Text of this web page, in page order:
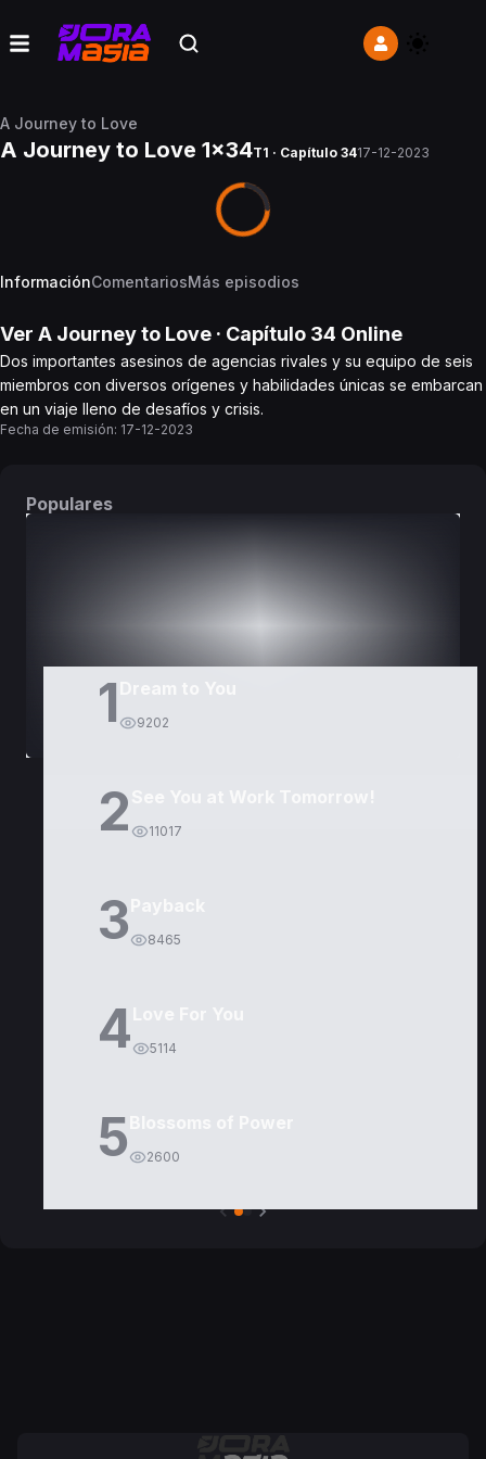
A Journey to Love
A Journey to Love 1x34T1 · Capítulo 3417-12-2023
InformaciónComentariosMás episodios
Ver A Journey to Love · Capítulo 34 Online
Dos importantes asesinos de agencias rivales y su equipo de seis
miembros con diversos orígenes y habilidades únicas se embarcan
en un viaje lleno de desafíos y crisis.
Fecha de emisión: 17-12-2023
Populares
1 9202
2 11017
3 8465
4 5114
5 2600